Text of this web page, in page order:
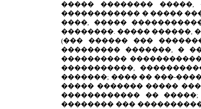
����� ��������
������������ � �����
����, �����
��������. ����� ������,
(��� ������ ���
��������� �������, �
����������
�����������,
�������; ���� �� ���-
����� ������� �����
������������ ��
�������� ���